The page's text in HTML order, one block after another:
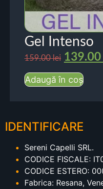
Gel Intenso
159.00lei 139.00
Adaugă în coș
IDENTIFICARE
Sereni Capelli SRL.
CODICE FISCALE:
CODICE ESTERO:
Fabrica: Resana,